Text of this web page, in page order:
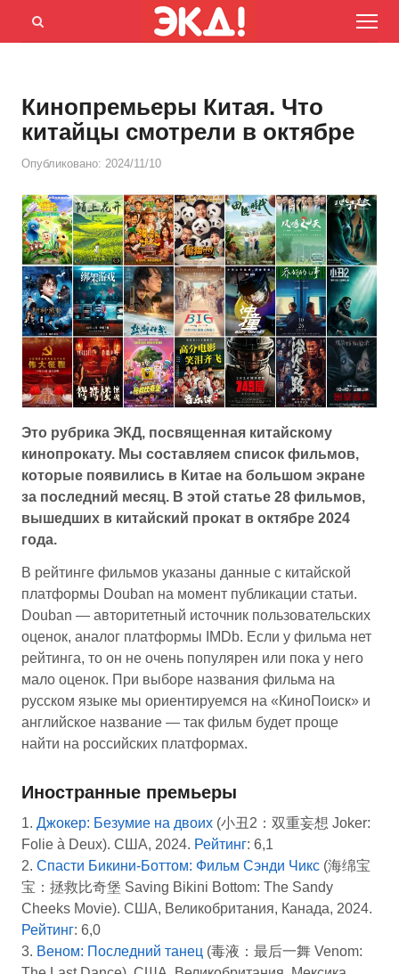
Menu
Открыть
Кинопремьеры Китая. Что
китайцы смотрели в октябре
Опубликовано: 2024/11/10
Это рубрика ЭКД, посвященная китайскому
кинопрокату. Мы составляем список фильмов,
которые появились в Китае на большом экране
за последний месяц. В этой статье 28 фильмов,
вышедших в китайский прокат в октябре 2024
года.
В рейтинге фильмов указаны данные с китайской
платформы Douban на момент публикации статьи.
Douban — авторитетный источник пользовательских
оценок, аналог платформы IMDb. Если у фильма нет
рейтинга, то он не очень популярен или пока у него
мало оценок. При выборе названия фильма на
русском языке мы ориентируемся на «КиноПоиск» и
английское название — так фильм будет проще
найти на российских платформах.
Иностранные премьеры
1. Джокер: Безумие на двоих (小丑2：双重妄想 Joker:
Folie à Deux). США, 2024. Рейтинг: 6,1
2. Спасти Бикини-Боттом: Фильм Сэнди Чикс (海绵宝
宝：拯救比奇堡 Saving Bikini Bottom: The Sandy
Cheeks Movie). США, Великобритания, Канада, 2024.
Рейтинг: 6,0
3. Веном: Последний танец (毒液：最后一舞 Venom: